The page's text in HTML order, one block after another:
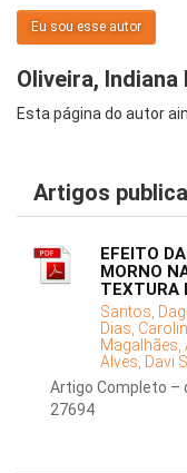
Eu sou esse autor
Oliveira, Indiana
Esta página do autor
Artigos
EFEITO
MORNO
TEXTURA
Santos,
Dias,
Magalhães,
Alves, Davi
Artigo Completo –
27694